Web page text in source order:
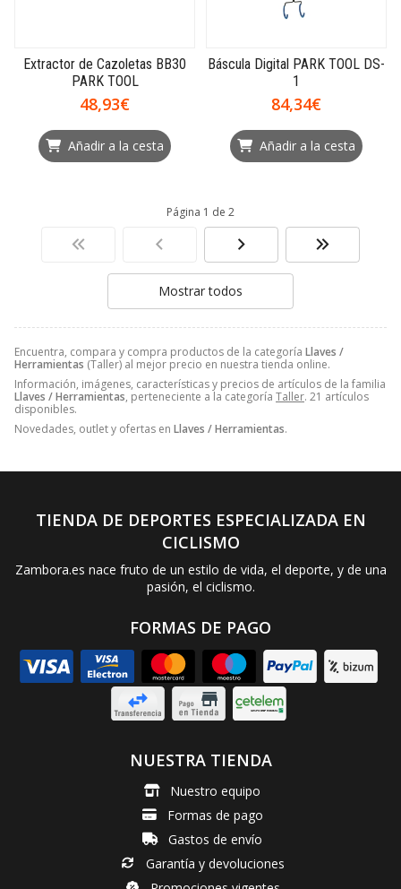
Encuentra, compara y compra productos de la categoría Llaves /
Herramientas (Taller) al mejor precio en nuestra tienda online.
Información, imágenes, características y precios de artículos de la familia
Llaves / Herramientas, perteneciente a la categoría Taller. 21 artículos
disponibles.
Novedades, outlet y ofertas en Llaves / Herramientas.
Extractor de Cazoletas BB30
PARK TOOL
48,93€
Añadir a la cesta
Báscula Digital PARK TOOL DS-
1
84,34€
Añadir a la cesta
Página 1 de 2
Mostrar todos
TIENDA DE DEPORTES ESPECIALIZADA EN
CICLISMO
Zambora.es nace fruto de un estilo de vida, el deporte, y de una
pasión, el ciclismo.
FORMAS DE PAGO
NUESTRA TIENDA
Nuestro equipo
Formas de pago
Gastos de envío
Garantía y devoluciones